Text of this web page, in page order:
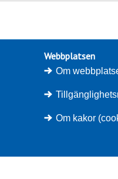
Webbplatsen
Om
Om kakor